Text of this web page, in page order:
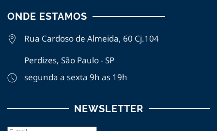
ONDE ESTAMOS
Rua Cardoso de Almeida, 60 Cj.104
Perdizes, São Paulo - SP
segunda a sexta 9h as 19h
NEWSLETTER